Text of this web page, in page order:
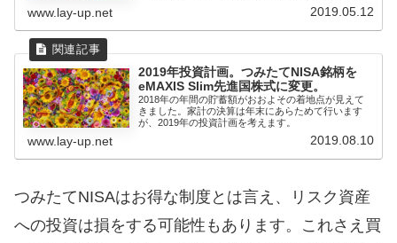
www.lay-up.net 2019.05.12
2019年投資計画。つみたてNISA銘柄を
eMAXIS Slim先進国株式に変更。
2018年の年間の貯蓄額がおおよその着地点が見えて
きました。家計の決算は年末にあらためて行います
が、2019年の投資計画を考えます。
www.lay-up.net 2019.08.10
つみたてNISAはお得な制度とは言え、リスク資産
への投資は損をする可能性もあります。これさえ買